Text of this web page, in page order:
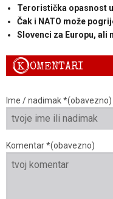
Teroristička opasnost
Čak i NATO može
Slovenci za Europu, ali
KOMENTARI
Ime / nadimak *(obavezno)
Komentar *(obavezno)